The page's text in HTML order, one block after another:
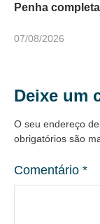
Penha
07/08/2026
Deixe um
O seu endereço
obrigatórios são
Comentário *